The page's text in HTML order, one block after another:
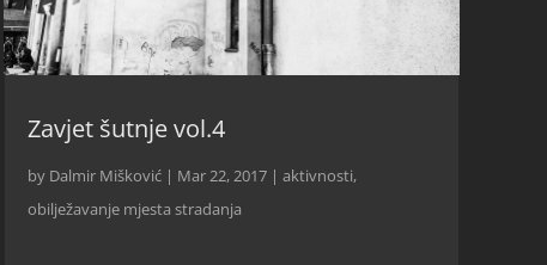
Zavjet šutnje vol.4
by Dalmir Mišković| Mar 22, 2017| aktivnosti,
obilježavanje mjesta stradanja